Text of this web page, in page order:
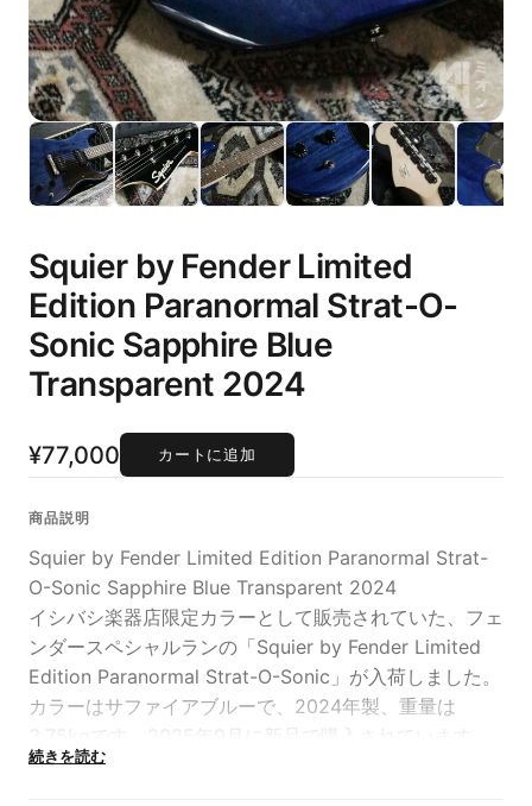
Squier by Fender Limited
Edition Paranormal Strat-O-
Sonic Sapphire Blue
Transparent 2024
¥77,000 カートに追加
商品説明
Squier by Fender Limited Edition Paranormal Strat-
O-Sonic Sapphire Blue Transparent 2024
イシバシ楽器店限定カラーとして販売されていた、フェ
ンダースペシャルランの「Squier by Fender Limited
Edition Paranormal Strat-O-Sonic」が入荷しました。
カラーはサファイアブルーで、2024年製、重量は
3.75kgです。2025年9月に新品で購入されています。
2000年代初期に登場したフェンダーギターをリバイバ
続きを読む